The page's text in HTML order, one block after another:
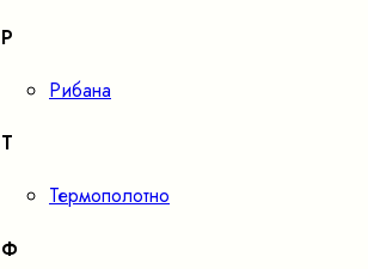
Р
Рибана
Т
Термополотно
Ф